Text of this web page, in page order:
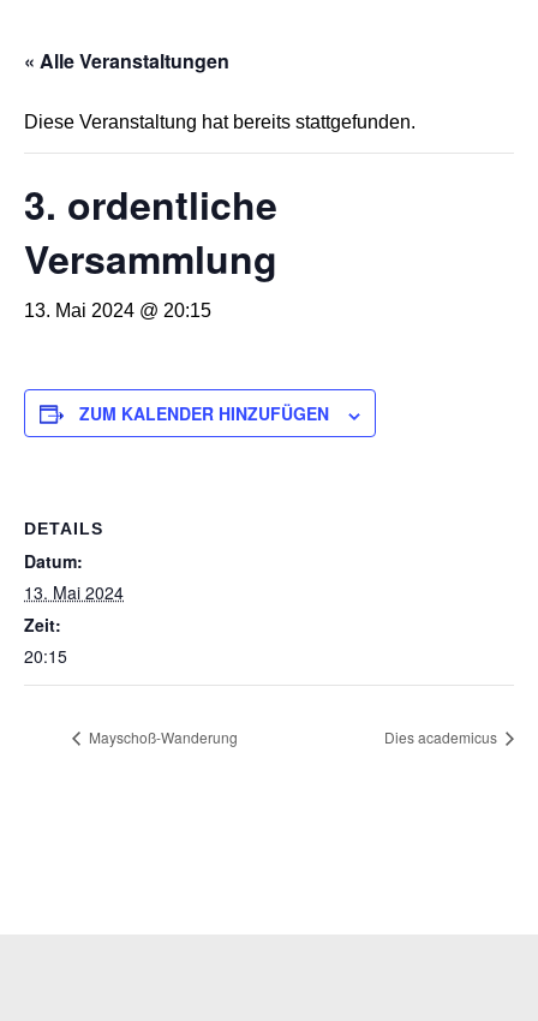
« Alle Veranstaltungen
Diese Veranstaltung hat bereits stattgefunden.
3. ordentliche
Versammlung
13. Mai 2024 @ 20:15
ZUM KALENDER HINZUFÜGEN
DETAILS
Datum:
13. Mai 2024
Zeit:
20:15
Mayschoß-Wanderung Dies academicus